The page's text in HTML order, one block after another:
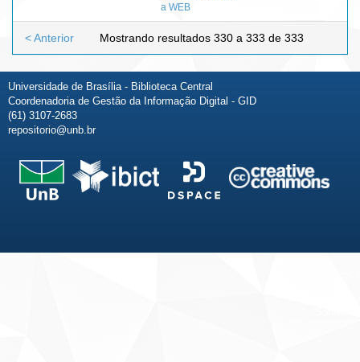
a WEB
Mostrando resultados 330 a 333 de 333
< Anterior
Universidade de Brasília - Biblioteca Central
Coordenadoria de Gestão da Informação Digital - GID
(61) 3107-2683
repositorio@unb.br